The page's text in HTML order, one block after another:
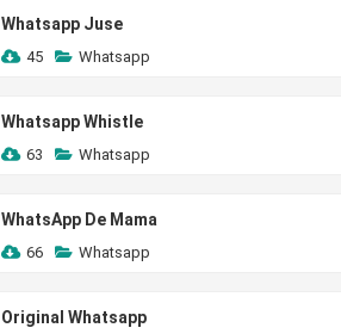
Whatsapp Juse
45 Whatsapp
Whatsapp Whistle
63 Whatsapp
WhatsApp De Mama
66 Whatsapp
Original Whatsapp